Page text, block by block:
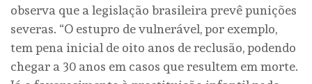
observa que a legislação brasileira prevê punições
severas. “O estupro de vulnerável, por exemplo,
tem pena inicial de oito anos de reclusão, podendo
chegar a 30 anos em casos que resultem em morte.